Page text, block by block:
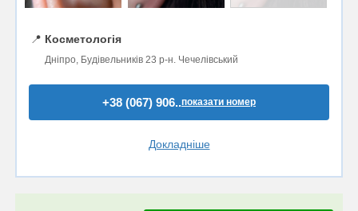
📍 Косметологія
Дніпро, Будівельників 23 р-н. Чечелівський
+38 (067) 906..показати номер
Докладніше